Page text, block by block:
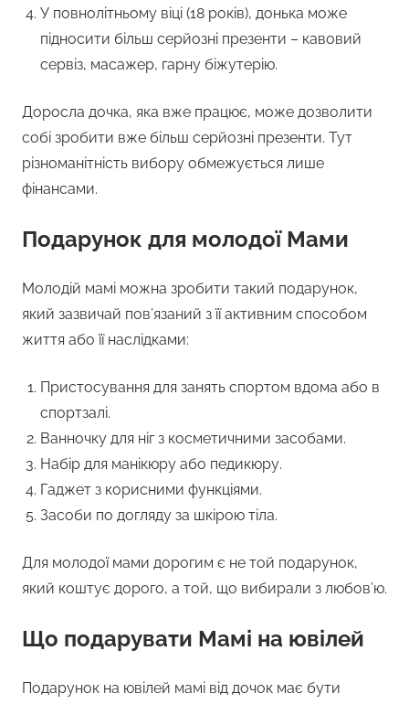
У повнолітньому віці (18 років), донька може
підносити більш серйозні презенти – кавовий
сервіз, масажер, гарну біжутерію.
Доросла дочка, яка вже працює, може дозволити
собі зробити вже більш серйозні презенти. Тут
різноманітність вибору обмежується лише
фінансами.
Подарунок для молодої Мами
Молодій мамі можна зробити такий подарунок,
який зазвичай пов’язаний з її активним способом
життя або її наслідками:
Пристосування для занять спортом вдома або в
спортзалі.
Ванночку для ніг з косметичними засобами.
Набір для манікюру або педикюру.
Гаджет з корисними функціями.
Засоби по догляду за шкірою тіла.
Для молодої мами дорогим є не той подарунок,
який коштує дорого, а той, що вибирали з любов’ю.
Що подарувати Мамі на ювілей
Подарунок на ювілей мамі від дочок має бути